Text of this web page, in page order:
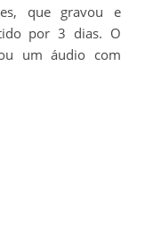
que gravou e
por 3 dias. O
um áudio com